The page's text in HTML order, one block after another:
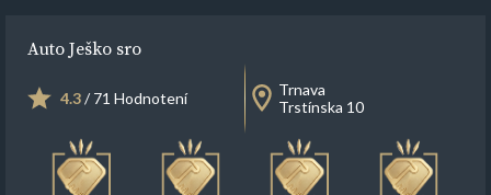
Auto Ješko sro
4.3/ 71 Hodnotení
Trnava
Trstínska 10